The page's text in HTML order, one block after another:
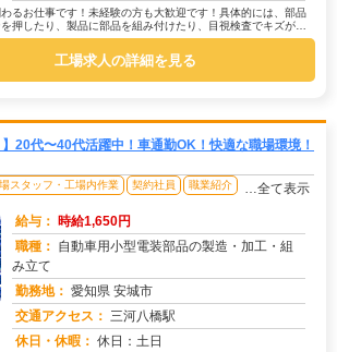
るお仕事です！未経験の方も大歓迎です！具体的には、部品
押したり、製品に部品を組み付けたり、目視検査でキズがな
ます。難...
工場求人の詳細を見る
】20代〜40代活躍中！車通勤OK！快適な職場環境！
スタッフ・工場内作業 契約社員 職業紹介 …全て表示
給与： 時給1,650円
職種： 自動車用小型電装部品の製造・加工・組
み立て
勤務地： 愛知県 安城市
交通アクセス： 三河八橋駅
休日・休暇： 休日：土日